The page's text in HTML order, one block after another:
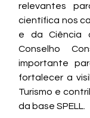
relevantes
científica nos
e da Ciência
Conselho
importante
fortalecer a
Turismo e
da base SPELL.